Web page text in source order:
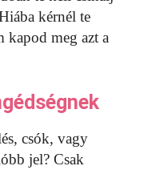
kérnél te
kapod meg azt a
csók, vagy
jel? Csak